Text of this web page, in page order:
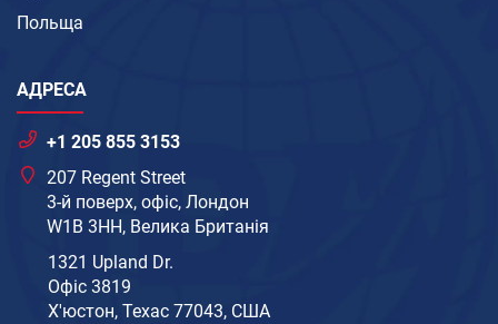
Польща
АДРЕСА
+1 205 855 3153
207 Regent Street
3-й поверх, офіс, Лондон
W1B 3HH, Велика Британія
1321 Upland Dr.
Офіс 3819
Х'юстон, Техас 77043, США